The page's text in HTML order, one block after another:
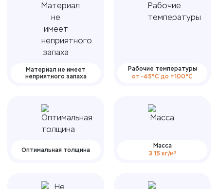
Материал не имеет
неприятного запаха
Рабочие температуры
от -45°С до +100°С
Оптимальная толщина
Масса
3.15 кг/м²